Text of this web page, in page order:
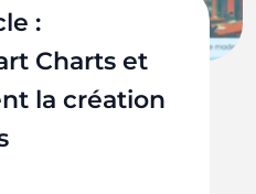
:
Charts et
la création